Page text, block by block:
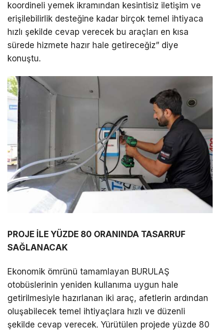
koordineli yemek ikramından kesintisiz iletişim ve
erişilebilirlik desteğine kadar birçok temel ihtiyaca
hızlı şekilde cevap verecek bu araçları en kısa
sürede hizmete hazır hale getireceğiz” diye
konuştu.
PROJE İLE YÜZDE 80 ORANINDA TASARRUF
SAĞLANACAK
Ekonomik ömrünü tamamlayan BURULAŞ
otobüslerinin yeniden kullanıma uygun hale
getirilmesiyle hazırlanan iki araç, afetlerin ardından
oluşabilecek temel ihtiyaçlara hızlı ve düzenli
şekilde cevap verecek. Yürütülen projede yüzde 80